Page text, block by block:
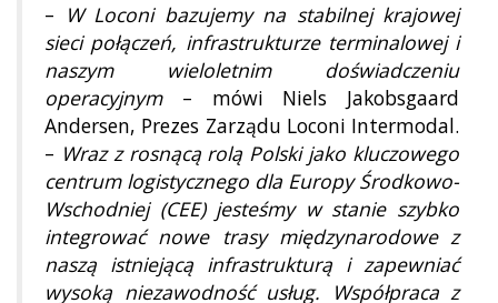
– W Loconi bazujemy na stabilnej krajowej
sieci połączeń, infrastrukturze terminalowej i
naszym wieloletnim doświadczeniu
operacyjnym– mówi Niels Jakobsgaard
Andersen, Prezes Zarządu Loconi Intermodal.
– Wraz z rosnącą rolą Polski jako kluczowego
centrum logistycznego dla Europy Środkowo-
Wschodniej (CEE) jesteśmy w stanie szybko
integrować nowe trasy międzynarodowe z
naszą istniejącą infrastrukturą i zapewniać
wysoką niezawodność usług. Współpraca z